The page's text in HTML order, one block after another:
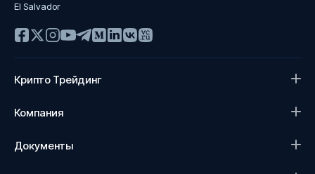
El Salvador
Крипто Трейдинг
Компания
Документы